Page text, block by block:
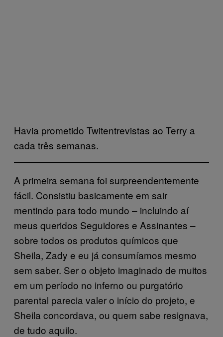
Havia prometido Twitentrevistas ao Terry a
cada três semanas.
A primeira semana foi surpreendentemente
fácil. Consistiu basicamente em sair
mentindo para todo mundo – incluindo aí
meus queridos Seguidores e Assinantes –
sobre todos os produtos químicos que
Sheila, Zady e eu já consumíamos mesmo
sem saber. Ser o objeto imaginado de muitos
em um período no inferno ou purgatório
parental parecia valer o início do projeto, e
Sheila concordava, ou quem sabe resignava,
de tudo aquilo.